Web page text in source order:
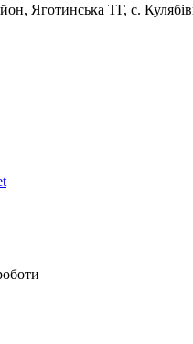
Яготинська ТГ, с.